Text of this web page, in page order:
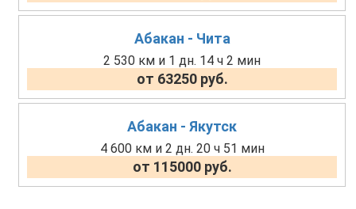
Абакан - Чита
2 530 км и 1 дн. 14 ч 2 мин
от 63250 руб.
Абакан - Якутск
4 600 км и 2 дн. 20 ч 51 мин
от 115000 руб.